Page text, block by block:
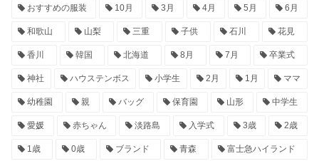
おすすめの服装 10月 3月 4月 5月 6月
和歌山 山梨 三重 子供 石川 花見
香川 韓国 北海道 8月 7月 卒業式
神社 ハウステンボス 小学生 2月 1月 ママ
幼稚園 親 バッグ 保育園 山形 中学生
愛媛 赤ちゃん 淡路島 入学式 3歳 2歳
1歳 0歳 ブランド 青森 富士急ハイランド